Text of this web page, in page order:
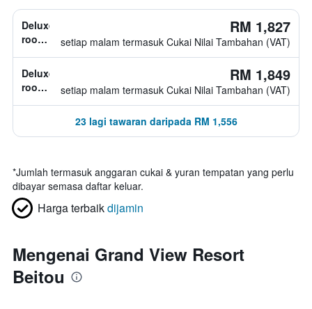
Deluxe
room,
katil
double
RM 1,827
setiap malam termasuk Cukai Nilai Tambahan (VAT)
Deluxe
room,
RM 1,849
setiap malam termasuk Cukai Nilai Tambahan (VAT)
23 lagi tawaran daripada RM 1,556
*Jumlah termasuk anggaran cukai & yuran tempatan yang perlu
dibayar semasa daftar keluar.
Harga terbaikdijamin
Mengenai Grand View Resort
Beitou